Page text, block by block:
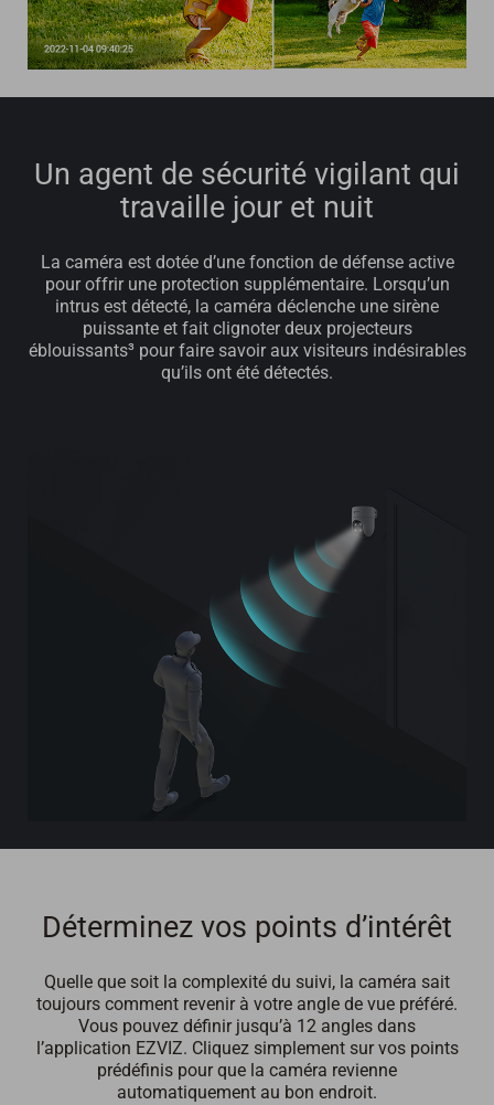
Un agent de sécurité vigilant qui
travaille jour et nuit
La caméra est dotée d’une fonction de défense active
pour offrir une protection supplémentaire. Lorsqu’un
intrus est détecté, la caméra déclenche une sirène
puissante et fait clignoter deux projecteurs
éblouissants³ pour faire savoir aux visiteurs indésirables
qu’ils ont été détectés.
Déterminez vos points d’intérêt
Quelle que soit la complexité du suivi, la caméra sait
toujours comment revenir à votre angle de vue préféré.
Vous pouvez définir jusqu’à 12 angles dans
l’application EZVIZ. Cliquez simplement sur vos points
prédéfinis pour que la caméra revienne
automatiquement au bon endroit.